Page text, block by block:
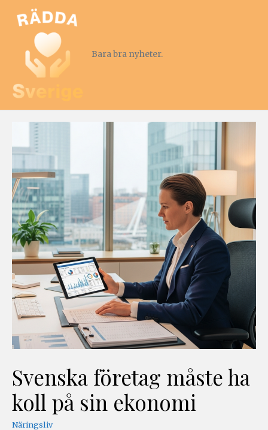
Bara bra nyheter.
Svenska företag måste ha
koll på sin ekonomi
Näringsliv